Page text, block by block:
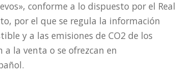
conforme a lo dispuesto por el Real
por el que se regula la información
y a las emisiones de CO2 de los
la venta o se ofrezcan en